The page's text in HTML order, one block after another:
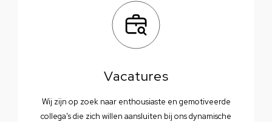
Vacatures
Wij zijn op zoek naar enthousiaste en gemotiveerde
collega's die zich willen aansluiten bij ons dynamische